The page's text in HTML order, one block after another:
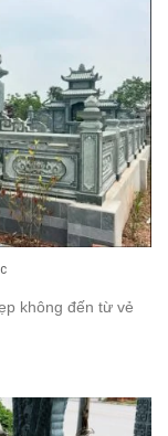
không đến từ vẻ